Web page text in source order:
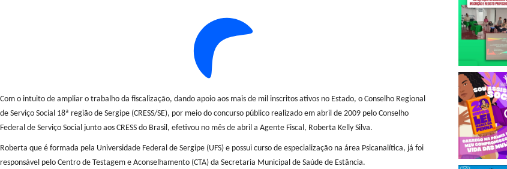
Com o intuito de ampliar o trabalho da fiscalização, dando apoio aos mais de mil inscritos ativos no Estado, o Conselho Regional
de Serviço Social 18ª região de Sergipe (CRESS/SE), por meio do concurso público realizado em abril de 2009 pelo Conselho
Federal de Serviço Social junto aos CRESS do Brasil, efetivou no mês de abril a Agente Fiscal, Roberta Kelly Silva.
Roberta que é formada pela Universidade Federal de Sergipe (UFS) e possui curso de especialização na área Psicanalítica, já foi
responsável pelo Centro de Testagem e Aconselhamento (CTA) da Secretaria Municipal de Saúde de Estância.